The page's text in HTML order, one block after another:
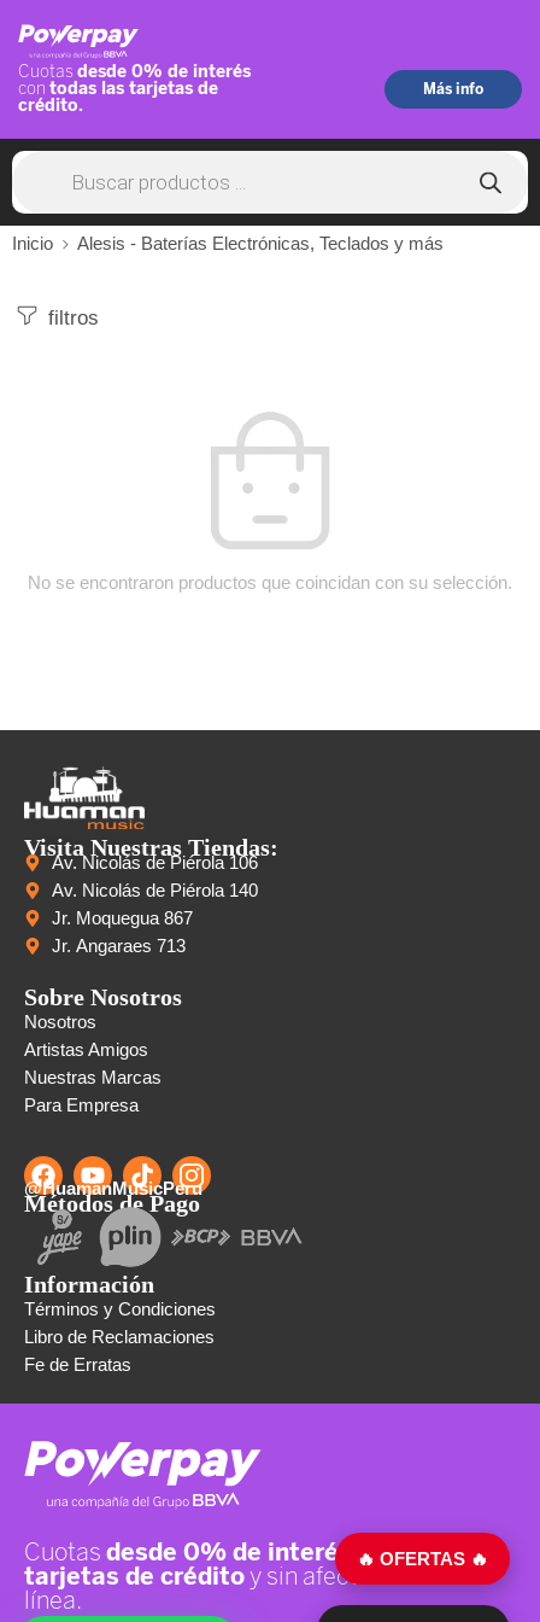
Inicio Alesis - Baterías Electrónicas, Teclados y más
filtros
No se encontraron productos que coincidan con su selección.
Visita Nuestras Tiendas:
Av. Nicolás de Piérola 106
Av. Nicolás de Piérola 140
Jr. Moquegua 867
Jr. Angaraes 713
Sobre Nosotros
Nosotros
Artistas Amigos
Nuestras Marcas
Para Empresa
@HuamanMusicPeru
Métodos de Pago
Información
Términos y Condiciones
Libro de Reclamaciones
Fe de Erratas
🔥 OFERTAS 🔥